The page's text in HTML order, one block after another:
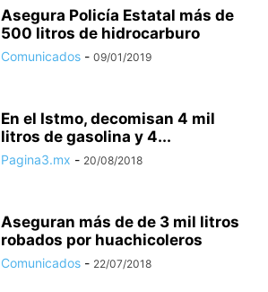
Asegura Policía Estatal más de
500 litros de hidrocarburo
Comunicados - 09/01/2019
En el Istmo, decomisan 4 mil
litros de gasolina y 4...
Pagina3.mx - 20/08/2018
Aseguran más de de 3 mil litros
robados por huachicoleros
Comunicados - 22/07/2018